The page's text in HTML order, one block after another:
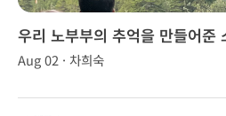
우리 노부부의 추억을 만들어준
Aug 02 · 차희숙